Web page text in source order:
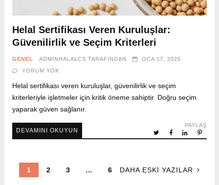
Helal Sertifikası Veren Kuruluşlar:
Güvenilirlik ve Seçim Kriterleri
GENEL ADMINHALALCS TARAFINDAN
OCA 17, 2025
YORUM YOK
Helal sertifikası veren kuruluşlar, güvenilirlik ve seçim
kriterleriyle işletmeler için kritik öneme sahiptir. Doğru seçim
yaparak güven sağlanır.
DEVAMINI OKUYUN
PAYLAŞ
1 2 3 … 6 DAHA ESKI YAZILAR